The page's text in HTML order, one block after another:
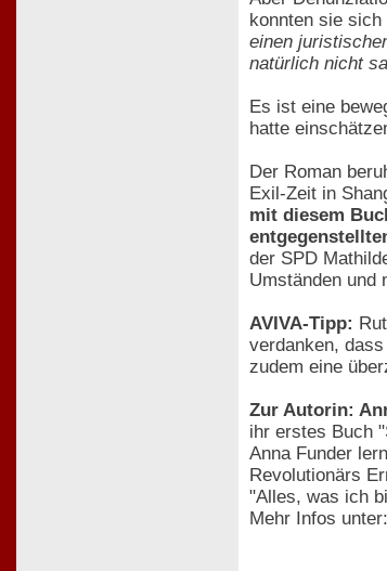
konnten sie
einen
natürlich nicht
Es ist eine
hatte
Der Roman
Exil-Zeit in
mit diesem
der SPD
Umständen und
AVIVA-Tipp:
verdanken,
zudem eine
Zur Autorin:
ihr erstes Buch
Anna Funder
Revolutionärs
"Alles, was ich
Mehr Infos unter: